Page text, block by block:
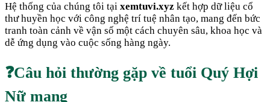
Hệ thống của chúng tôi tại xemtuvi.xyz kết hợp dữ liệu cổ
thư huyền học với công nghệ trí tuệ nhân tạo, mang đến bức
tranh toàn cảnh về vận số một cách chuyên sâu, khoa học và
dễ ứng dụng vào cuộc sống hàng ngày.
❓Câu hỏi thường gặp về tuổi Quý Hợi
Nữ mạng